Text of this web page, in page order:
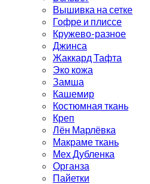
Вышивка на сетке
Гофре и плиссе
Кружево-разное
Джинса
Жаккард Тафта
Эко кожа
Замша
Кашемир
Костюмная ткань
Креп
Лён Марлёвка
Макраме ткань
Мех Дубленка
Органза
Пайетки